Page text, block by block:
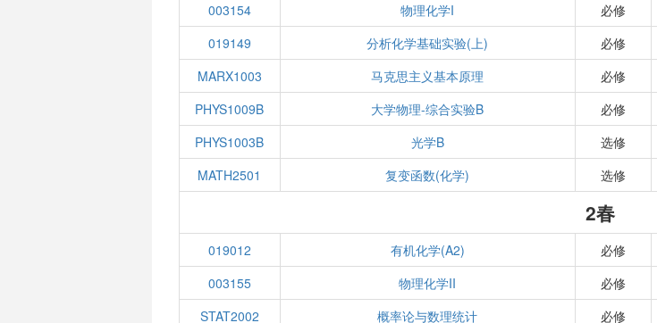
003154
物理化学I 必修
019149
分析化学基础实验(上) 必修
MARX1003
马克思主义基本原理 必修
PHYS1009B
大学物理-综合实验B 必修
PHYS1003B
光学B 选修
MATH2501
复变函数(化学) 选修
2春
019012 有机化学(A2) 必修
003155
物理化学II 必修
STAT2002
概率论与数理统计 必修